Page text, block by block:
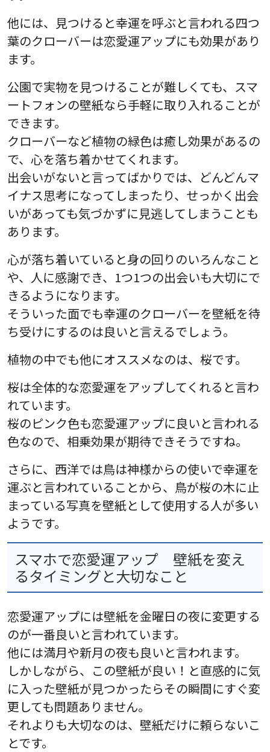
他には、見つけると幸運を呼ぶと言われる四つ
葉のクローバーは恋愛運アップにも効果があり
ます。
公園で実物を見つけることが難しくても、スマ
ートフォンの壁紙なら手軽に取り入れることが
できます。
クローバーなど植物の緑色は癒し効果があるの
で、心を落ち着かせてくれます。
出会いがないと言ってばかりでは、どんどんマ
イナス思考になってしまったり、せっかく出会
いがあっても気づかずに見逃してしまうことも
あります。
心が落ち着いていると身の回りのいろんなこと
や、人に感謝でき、1つ1つの出会いも大切にで
きるようになります。
そういった面でも幸運のクローバーを壁紙を待
ち受けにするのは良いと言えるでしょう。
植物の中でも他にオススメなのは、桜です。
桜は全体的な恋愛運をアップしてくれると言わ
れています。
桜のピンク色も恋愛運アップに良いと言われる
色なので、相乗効果が期待できそうですね。
さらに、西洋では鳥は神様からの使いで幸運を
運ぶと言われていることから、鳥が桜の木に止
まっている写真を壁紙として使用する人が多い
ようです。
スマホで恋愛運アップ 壁紙を変え
るタイミングと大切なこと
恋愛運アップには壁紙を金曜日の夜に変更する
のが一番良いと言われています。
他には満月や新月の夜も良いと言われます。
しかしながら、この壁紙が良い！と直感的に気
に入った壁紙が見つかったらその瞬間にすぐ変
更しても問題ありません。
それよりも大切なのは、壁紙だけに頼らないこ
とです。